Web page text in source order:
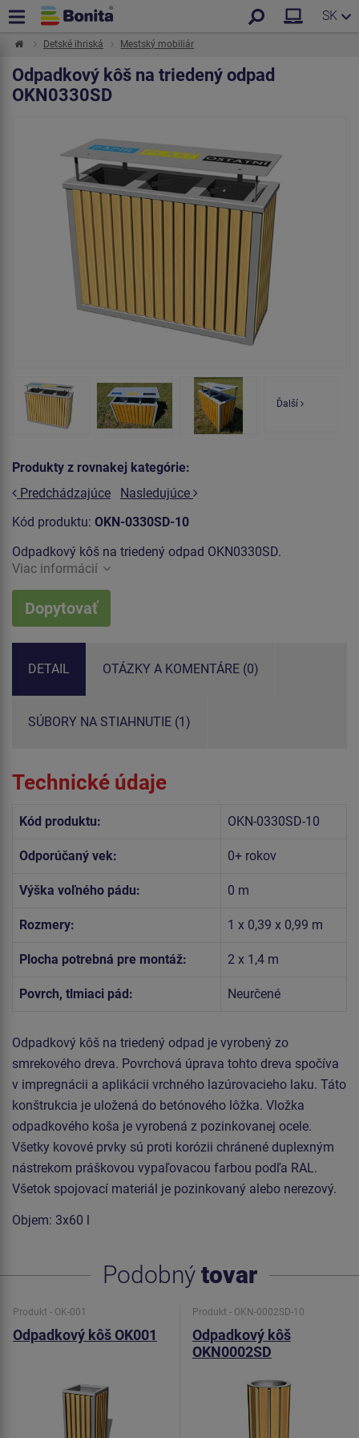
SK
Detské ihriská Mestský mobiliár
Odpadkový kôš na triedený odpad
OKN0330SD
Ďalší
Produkty z rovnakej kategórie:
Predchádzajúce
Nasledujúce
Kód produktu: OKN-0330SD-10
Odpadkový kôš na triedený odpad OKN0330SD.
Viac informácií
Dopytovať
DETAIL OTÁZKY A KOMENTÁRE (0)
SÚBORY NA STIAHNUTIE (1)
Technické údaje
Kód produktu: OKN-0330SD-10
Odporúčaný vek: 0+ rokov
Výška voľného pádu: 0 m
Rozmery: 1 x 0,39 x 0,99 m
Plocha potrebná pre montáž: 2 x 1,4 m
Povrch, tlmiaci pád: Neurčené
Odpadkový kôš na triedený odpad je vyrobený zo
smrekového dreva. Povrchová úprava tohto dreva spočíva
v impregnácii a aplikácii vrchného lazúrovacieho laku. Táto
konštrukcia je uložená do betónového lôžka. Vložka
odpadkového koša je vyrobená z pozinkovanej ocele.
Všetky kovové prvky sú proti korózii chránené duplexným
nástrekom práškovou vypaľovacou farbou podľa RAL.
Všetok spojovací materiál je pozinkovaný alebo nerezový.
Objem: 3x60 l
Podobný tovar
Produkt - OK-001
Odpadkový kôš OK001
Produkt - OKN-0002SD-10
Odpadkový kôš
OKN0002SD